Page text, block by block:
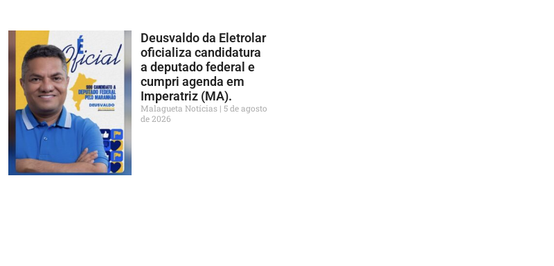
Deusvaldo da Eletrolar
oficializa candidatura
a deputado federal e
cumpri agenda em
Imperatriz (MA).
Malagueta Notícias 5 de agosto
de 2026